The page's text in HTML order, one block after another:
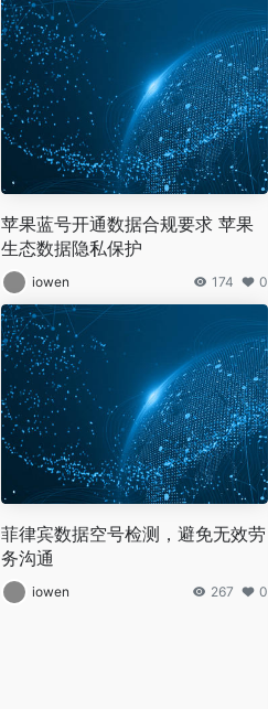
苹果蓝号开通数据合规要求 苹果
生态数据隐私保护
iowen 174 0
菲律宾数据空号检测，避免无效劳
务沟通
iowen 267 0